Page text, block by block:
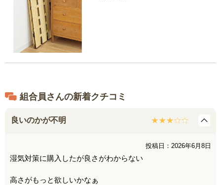
組合員さんの新着クチコミ
良いのかが不明
投稿日：2026年6月8日
湿気対策に購入したが良さがわからない
高さがもっと欲しいかなぁ